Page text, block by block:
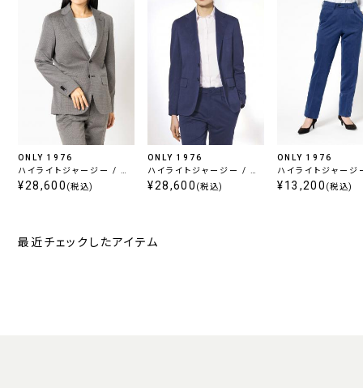
ONLY 1976
ハイライトジャージー / ジ
ャケット グレー 千鳥
¥28,600 (税込)
ONLY 1976
ハイライトジャージー / ジ
ャケット ブルーチェック
¥28,600 (税込)
ONLY 1976
ハイライトジャー
ータックパンツ ブル
¥13,200 (税込)
最近チェックしたアイテム